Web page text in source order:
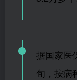
据国家医
旬，按病